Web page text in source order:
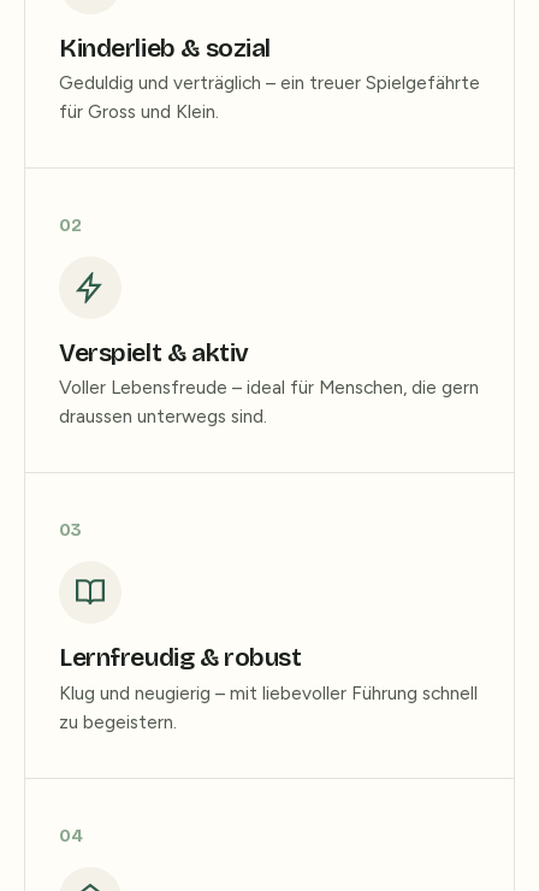
Kinderlieb & sozial
Geduldig und verträglich – ein treuer Spielgefährte
für Gross und Klein.
02
Verspielt & aktiv
Voller Lebensfreude – ideal für Menschen, die gern
draussen unterwegs sind.
03
Lernfreudig & robust
Klug und neugierig – mit liebevoller Führung schnell
zu begeistern.
04